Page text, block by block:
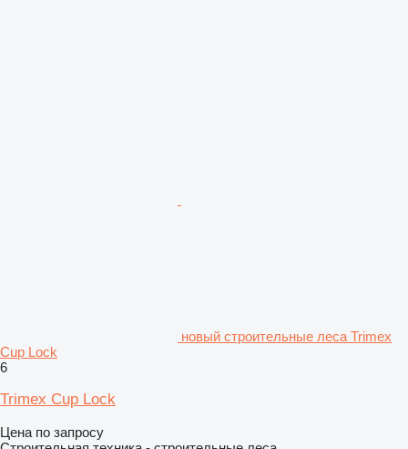
новый строительные леса Trimex
Cup Lock
6
Trimex Cup Lock
Цена по запросу